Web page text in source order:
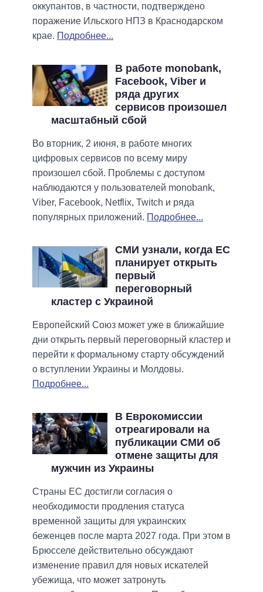
оккупантов, в частности, подтверждено
поражение Ильского НПЗ в Краснодарском
крае. Подробнее...
В работе monobank,
Facebook, Viber и
ряда других
сервисов произошел
масштабный сбой
Во вторник, 2 июня, в работе многих
цифровых сервисов по всему миру
произошел сбой. Проблемы с доступом
наблюдаются у пользователей monobank,
Viber, Facebook, Netflix, Twitch и ряда
популярных приложений. Подробнее...
СМИ узнали, когда ЕС
планирует открыть
первый
переговорный
кластер с Украиной
Европейский Союз может уже в ближайшие
дни открыть первый переговорный кластер и
перейти к формальному старту обсуждений
о вступлении Украины и Молдовы.
Подробнее...
В Еврокомиссии
отреагировали на
публикации СМИ об
отмене защиты для
мужчин из Украины
Страны ЕС достигли согласия о
необходимости продления статуса
временной защиты для украинских
беженцев после марта 2027 года. При этом в
Брюсселе действительно обсуждают
изменение правил для новых искателей
убежища, что может затронуть